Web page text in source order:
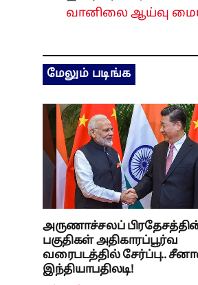
வானிலை ஆய்வு
மேலும் படிங்க
அருணாச்சலப்
பகுதிகள் அதிகாரப்பூர்வ
வரைபடத்தில் சேர்ப்பு..
இந்தியாபதிலடி!